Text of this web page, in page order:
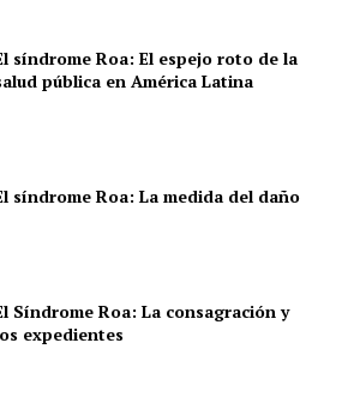
síndrome Roa: El espejo roto de la
pública en América Latina
síndrome Roa: La medida del daño
Síndrome Roa: La consagración y
expedientes